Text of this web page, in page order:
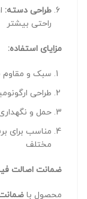
طراحی دسته:
راحتی بیشتر
مزایای استفاده:
سبک و مقاوم
طراحی
حمل و
مناسب برای
مختلف
ضمانت اصالت
محصول با